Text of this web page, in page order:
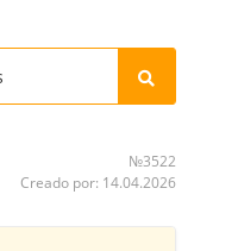
№3522
Creado por: 14.04.2026